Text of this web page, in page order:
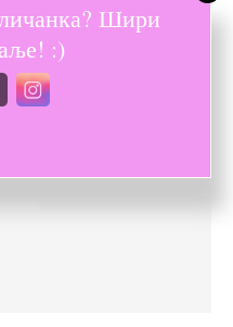
Шири
:)